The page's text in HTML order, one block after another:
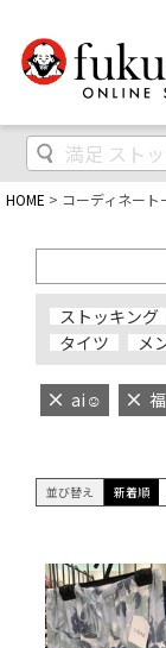
HOME コーディネート
ストッキング
タイツ
メ
ai‪‪☺︎‬
並び替え 新着順